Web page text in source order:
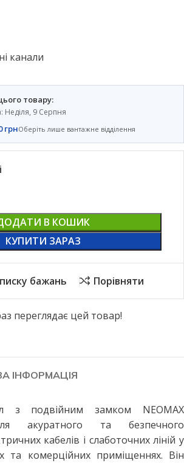
канали
товару:
Неділя, 9 Серпня
грнОберіть лише вантажне відділення
В КОШИК
КУПИТИ ЗАРАЗ
бажань Порівняти
переглядає цей товар!
ІНФОРМАЦІЯ
з подвійним замком NEOMAX
акуратного та безпечного
кабелів і слаботочних ліній у
та комерційних приміщеннях. Він